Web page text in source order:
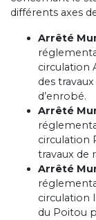
différents axes
Arrêté
circulation
des
d’enrobé.
Arrêté
circulation
travaux de
Arrêté
circulation
du Poitou